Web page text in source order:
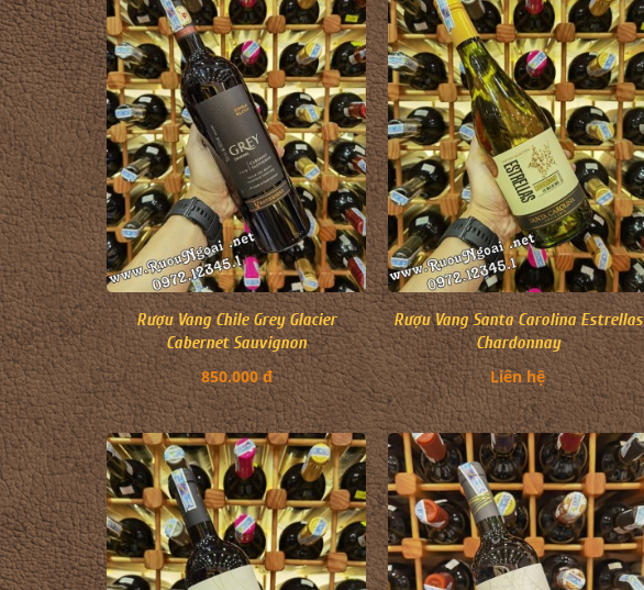
Rượu Vang Chile Grey Glacier
Cabernet Sauvignon
850.000 đ
Rượu Vang Santa Carolina Estrellas
Chardonnay
Liên hệ